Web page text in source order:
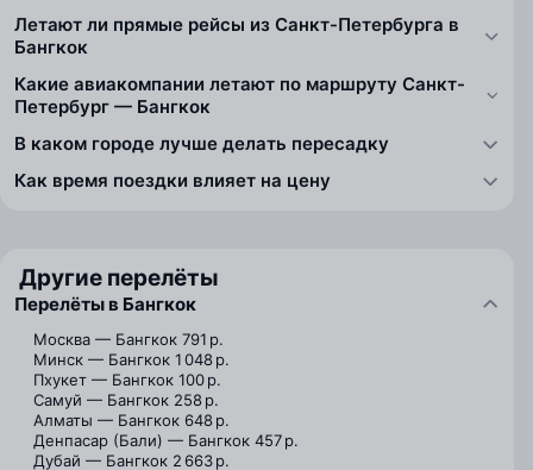
Летают ли прямые рейсы из Санкт-Петербурга в
Бангкок
Какие авиакомпании летают по маршруту Санкт-
Петербург — Бангкок
В каком городе лучше делать пересадку
Как время поездки влияет на цену
Другие перелёты
Перелёты в Бангкок
Москва — Бангкок 791 р.
Минск — Бангкок 1 048 р.
Пхукет — Бангкок 100 р.
Самуй — Бангкок 258 р.
Алматы — Бангкок 648 р.
Денпасар (Бали) — Бангкок 457 р.
Дубай — Бангкок 2 663 р.